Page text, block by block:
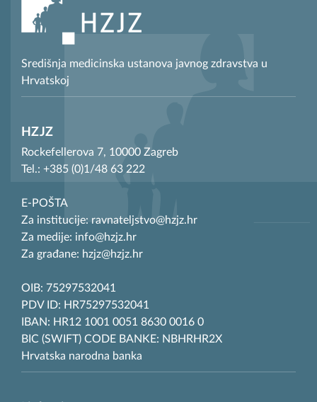
Središnja medicinska ustanova javnog zdravstva u
Hrvatskoj
HZJZ
Rockefellerova 7, 10000 Zagreb
Tel.: +385 (0)1/48 63 222
E-POŠTA
Za institucije: ravnateljstvo@hzjz.hr
Za medije: info@hzjz.hr
Za građane: hzjz@hzjz.hr
OIB: 75297532041
PDV ID: HR75297532041
IBAN: HR12 1001 0051 8630 0016 0
BIC (SWIFT) CODE BANKE: NBHRHR2X
Hrvatska narodna banka